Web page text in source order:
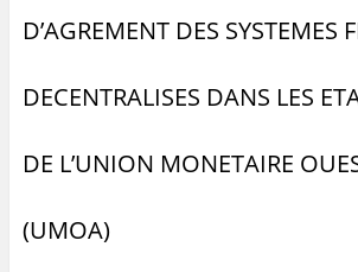
D’AGREMENT DES SYSTEMES
DECENTRALISES DANS LES
DE L’UNION MONETAIRE
(UMOA)